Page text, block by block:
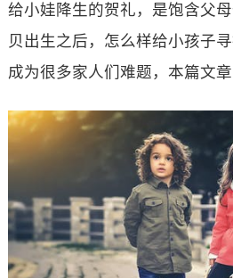
给小娃降生的贺礼，是饱含父
贝出生之后，怎么样给小孩子
成为很多家人们难题，本篇文章